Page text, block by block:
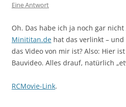
Eine Antwort
Oh. Das habe ich ja noch gar nicht
Minititan.de hat das verlinkt –
das Video von mir ist? Also: Hier
Bauvideo. Alles drauf, natürlich
RCMovie-Link.